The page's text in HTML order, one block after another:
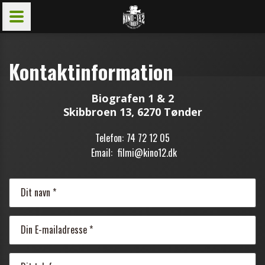
Kontaktinformation
Biografen 1 & 2
Skibbroen 13, 6270 Tønder
Telefon: 74 72 12 05
Email: filmi@kino12.dk